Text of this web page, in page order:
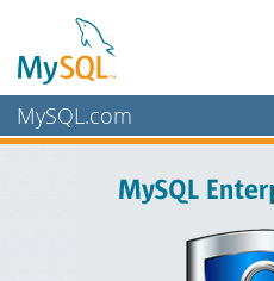
MySQL.com